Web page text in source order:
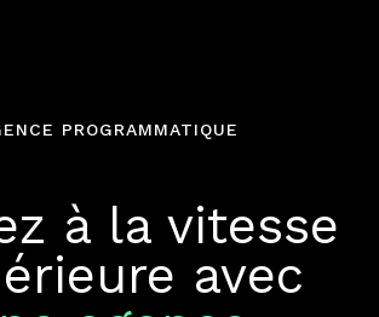
PROGRAMMATIQUE
à la vitesse
avec